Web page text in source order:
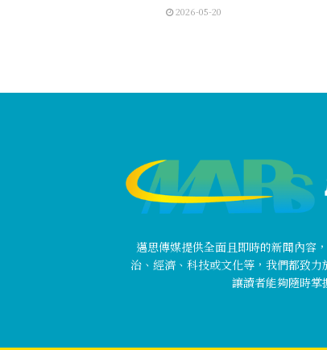
2026-05-20
邁思傳媒提供全面且即時的新聞內容
治、經濟、科技或文化等，我們都致力
讓讀者能夠隨時掌